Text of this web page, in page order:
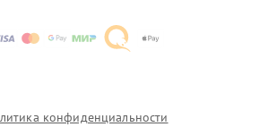
конфиденциальности